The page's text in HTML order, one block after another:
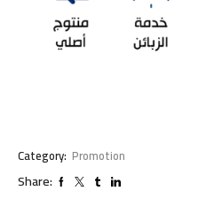
Category: Promotion
Share: